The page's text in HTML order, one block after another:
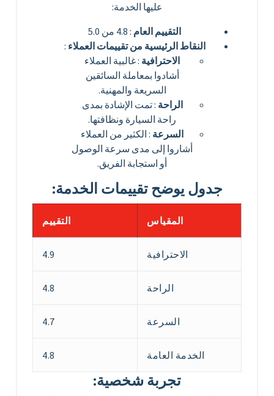
عليها الخدمة:
التقييم العام: 4.8 من 5.0
النقاط الرئيسية من تقييمات العملاء:
الاحترافية: غالبية العملاء
أشادوا بمعاملة السائقين
السريعة والمهنية.
الراحة: تمت الإشادة بمدى
راحة السيارة ونظافتها.
السرعة: الكثير من العملاء
أشاروا إلى مدى سرعة الوصول
أو استجابة الفريق.
جدول يوضح تقييمات الخدمة:
المقياس التقييم
الاحترافية 4.9
الراحة 4.8
السرعة 4.7
الخدمة العامة 4.8
تجربة شخصية: